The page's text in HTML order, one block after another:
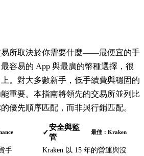
易所取決於你需要什麼——最便宜的手
容易的 App 與最廣的幣種選擇，很
。對大多數新手，低手續費與穩固的
重要。本指南將領先的交易所並列比
優先順序匹配，而非與行銷匹配。
手
✓
安全與監
管
最佳：Kraken
Kraken 以 15 年的營運與沒